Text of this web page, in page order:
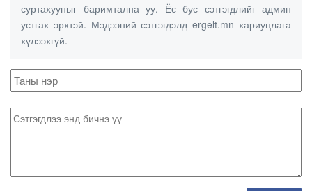
суртахууныг баримтална уу. Ёс бус сэтгэгдлийг админ
устгах эрхтэй. Мэдээний сэтгэгдэлд ergelt.mn хариуцлага
хүлээхгүй.